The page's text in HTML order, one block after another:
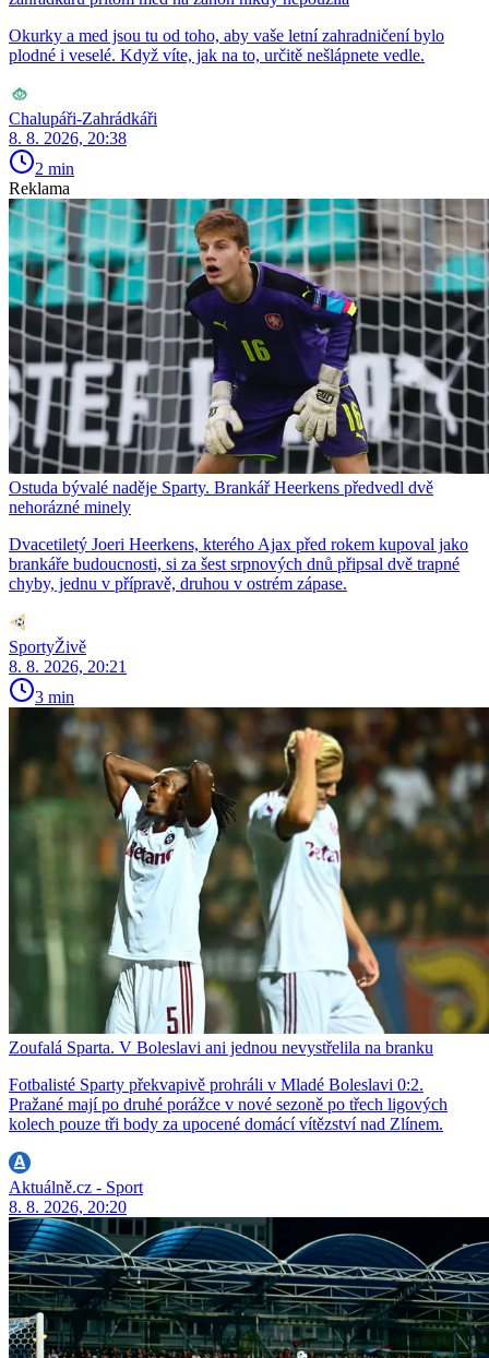
Okurky a med jsou tu od toho, aby vaše letní zahradničení bylo
plodné i veselé. Když víte, jak na to, určitě nešlápnete vedle.
Chalupáři-Zahrádkáři
8. 8. 2026, 20:38
2 min
Reklama
Ostuda bývalé naděje Sparty. Brankář Heerkens předvedl dvě
nehorázné minely
Dvacetiletý Joeri Heerkens, kterého Ajax před rokem kupoval jako
brankáře budoucnosti, si za šest srpnových dnů připsal dvě trapné
chyby, jednu v přípravě, druhou v ostrém zápase.
SportyŽivě
8. 8. 2026, 20:21
3 min
Zoufalá Sparta. V Boleslavi ani jednou nevystřelila na branku
Fotbalisté Sparty překvapivě prohráli v Mladé Boleslavi 0:2.
Pražané mají po druhé porážce v nové sezoně po třech ligových
kolech pouze tři body za upocené domácí vítězství nad Zlínem.
Aktuálně.cz - Sport
8. 8. 2026, 20:20